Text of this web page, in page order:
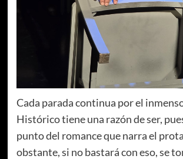
Cada parada continua por el
Histórico tiene una razón de ser,
punto del romance que narra el
obstante, si no bastará con eso, se